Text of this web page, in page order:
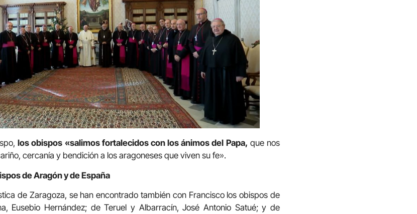
los obispos «salimos fortalecidos con los ánimos del Papa, que nos
cercanía y bendición a los aragoneses que viven su fe».
de Aragón y de España
de Zaragoza, se han encontrado también con Francisco los obispos de
Eusebio Hernández; de Teruel y Albarracín, José Antonio Satué; y de